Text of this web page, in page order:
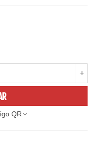
+
QR